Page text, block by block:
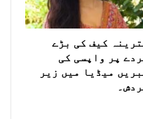
کیف کی بڑے
پر واپسی کی
میڈیا میں زیر